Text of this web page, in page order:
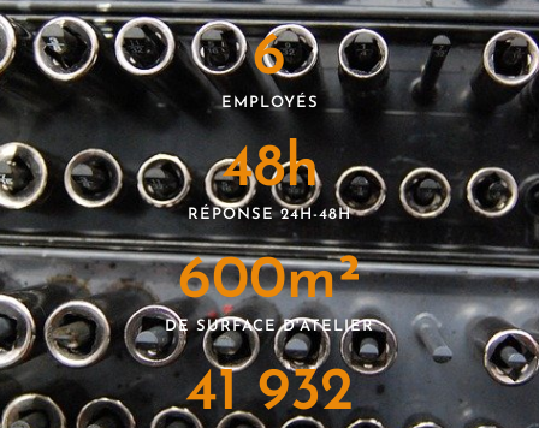
EMPLOYÉS
6
RÉPONSE 24H-48H
48h
DE SURFACE D'ATELIER
600m²
41 932